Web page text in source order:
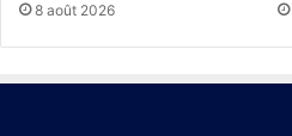
8 août 2026